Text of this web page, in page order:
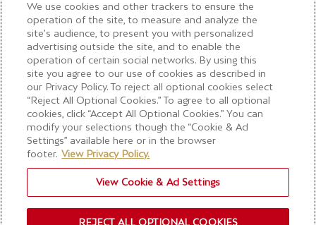
We use cookies and other trackers to ensure the
operation of the site, to measure and analyze the
site’s audience, to present you with personalized
advertising outside the site, and to enable the
operation of certain social networks. By using this
site you agree to our use of cookies as described in
our Privacy Policy. To reject all optional cookies select
“Reject All Optional Cookies.” To agree to all optional
cookies, click “Accept All Optional Cookies.” You can
modify your selections though the “Cookie & Ad
Settings” available here or in the browser
footer. View Privacy Policy.
View Cookie & Ad Settings
REJECT ALL OPTIONAL COOKIES